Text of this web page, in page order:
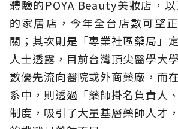
體驗的POYA Beauty美妝店，
的家居店，今年全台店數可望
關；其次則是「專業社區藥局」
人士透露，目前台灣頂尖醫學大
數優先流向醫院或外商藥廠，而
系中，則透過「藥師掛名負責人
制度，吸引了大量基層藥師人才